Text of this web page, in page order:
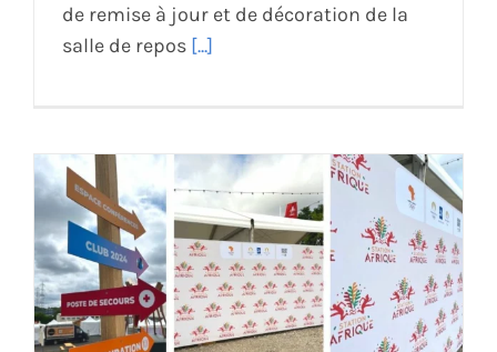
de remise à jour et de décoration de la
salle de repos [...]